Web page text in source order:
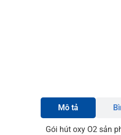
Mô tả
Gói hút oxy O2 sản